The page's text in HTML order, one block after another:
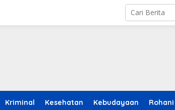
Kriminal Kesehatan Kebudayaan Rohani